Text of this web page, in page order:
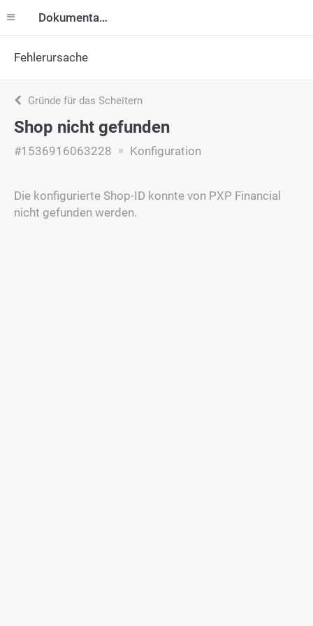
Dokumentation
Fehlerursache
Gründe für das Scheitern
Shop nicht gefunden
#1536916063228 Konfiguration
Die konfigurierte Shop-ID konnte von PXP Financial
nicht gefunden werden.